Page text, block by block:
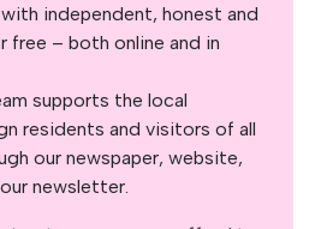
independent, honest and
free – both online and in
supports the local
residents and visitors of all
our newspaper, website,
newsletter.